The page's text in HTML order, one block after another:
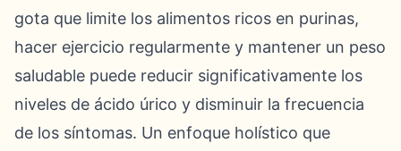
gota que limite los alimentos ricos en purinas,
hacer ejercicio regularmente y mantener un peso
saludable puede reducir significativamente los
niveles de ácido úrico y disminuir la frecuencia
de los síntomas. Un enfoque holístico que